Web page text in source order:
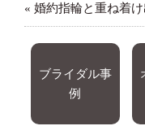
« 婚約指輪と重ね着
ブライダル事
例